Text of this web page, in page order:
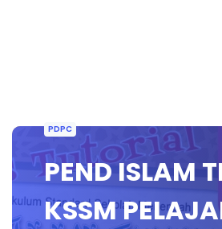
PDPC
PEND ISLAM
KSSM